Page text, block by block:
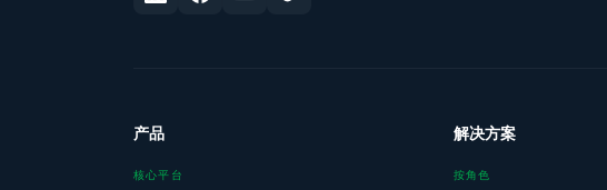
产品
核心平台
解决方案
按角色